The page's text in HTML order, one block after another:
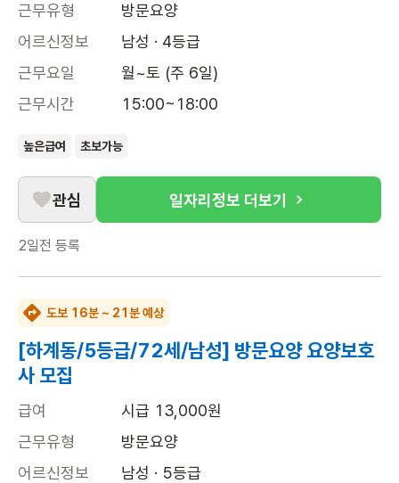
근무유형
방문요양
어르신정보
남성 · 4등급
근무요일
월~토 (주 6일)
근무시간
15:00~18:00
높은급여 초보가능
관심 일자리정보 더보기
2일전 등록
도보 16분 ~ 21분 예상
[하계동/5등급/72세/남성] 방문요양 요양보호
사 모집
급여
시급 13,000원
근무유형
방문요양
어르신정보
남성 · 5등급